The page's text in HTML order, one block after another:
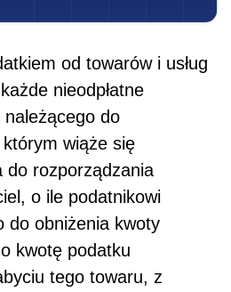
od towarów i usług
nieodpłatne
do
wiąże się
do rozporządzania
o ile podatnikowi
do obniżenia kwoty
kwotę podatku
tego towaru, z